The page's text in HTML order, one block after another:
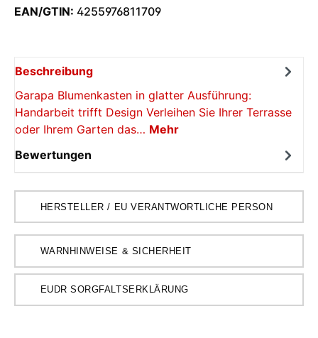
EAN/GTIN: 4255976811709
Beschreibung
Garapa Blumenkasten in glatter Ausführung:
Handarbeit trifft Design Verleihen Sie Ihrer Terrasse
oder Ihrem Garten das… Mehr
Bewertungen
HERSTELLER / EU VERANTWORTLICHE PERSON
WARNHINWEISE & SICHERHEIT
EUDR SORGFALTSERKLÄRUNG